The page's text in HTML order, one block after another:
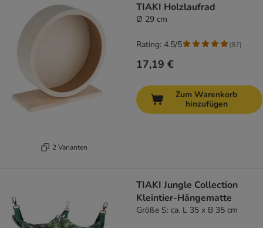
2 Varianten
TIAKI Holzlaufrad
Ø 29 cm
17,19 €
Rating: 4.5/5 (87)
Zum Warenkorb
hinzufügen
TIAKI Jungle Collection
Kleintier-Hängematte
Größe S: ca. L 35 x B 35 cm